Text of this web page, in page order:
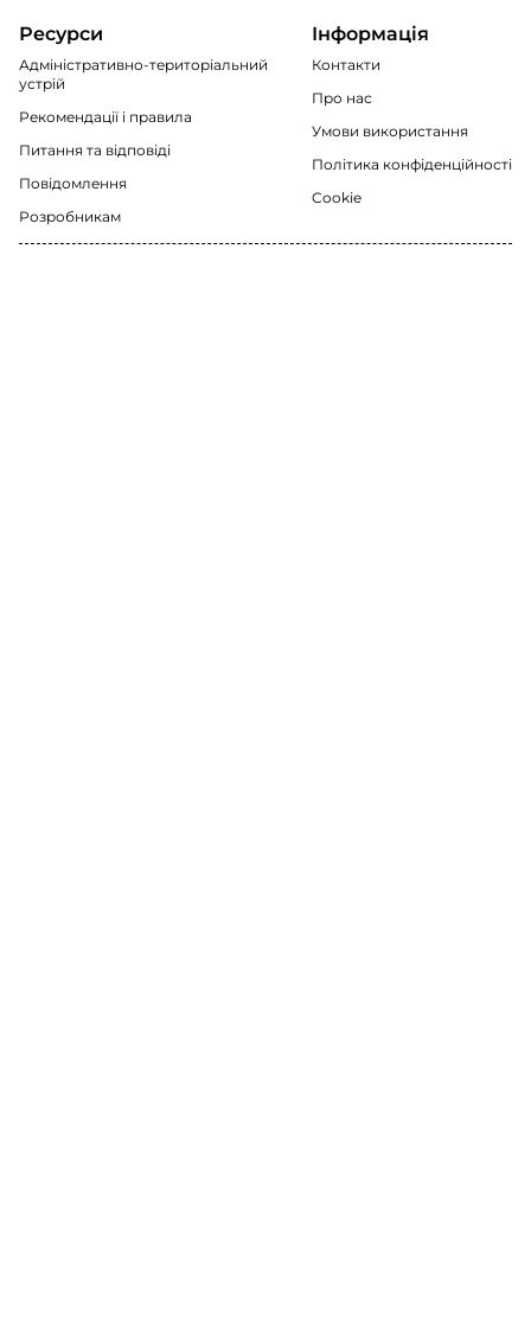
Ресурси
Адміністративно-територіальний
устрій
Рекомендації i правила
Питання та відповіді
Повідомлення
Розробникам
Інформація
Контакти
Про нас
Умови використання
Політика конфіденційності
Cookie